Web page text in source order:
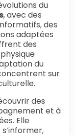
du
, avec des
des
adaptées
des
du
sur
des
et à
Elle